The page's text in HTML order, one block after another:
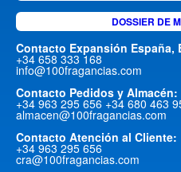
DOSSIER DE
Contacto Expansión España,
+34 658 333 168
info@100fragancias.com
Contacto Pedidos y Almacén:
+34 963 295 656 +34 680 463
almacen@100fragancias.com
Contacto Atención al Cliente:
+34 963 295 656
cra@100fragancias.com